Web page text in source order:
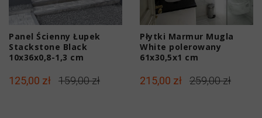
Panel Ścienny Łupek
Stackstone Black
10x36x0,8-1,3 cm
125,00 zł 159,00 zł
Płytki Marmur Mugla
White polerowany
61x30,5x1 cm
215,00 zł 259,00 zł